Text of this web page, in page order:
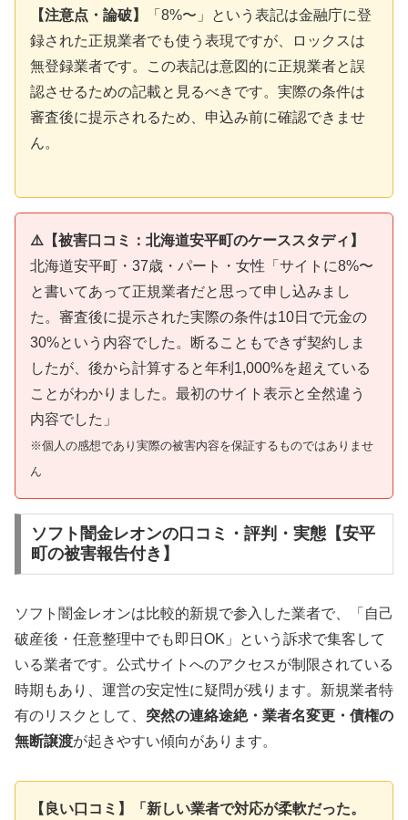
【注意点・論破】
「8%〜」という表記は金融庁に登
録された正規業者でも使う表現ですが、ロックスは
無登録業者です。この表記は意図的に正規業者と誤
認させるための記載と見るべきです。実際の条件は
審査後に提示されるため、申込み前に確認できませ
ん。
⚠️【被害口コミ：北海道安平町のケーススタディ】
北海道安平町・37歳・パート・女性「サイトに8%〜
と書いてあって正規業者だと思って申し込みまし
た。審査後に提示された実際の条件は10日で元金の
30%という内容でした。断ることもできず契約しま
したが、後から計算すると年利1,000%を超えている
ことがわかりました。最初のサイト表示と全然違う
内容でした」
※個人の感想であり実際の被害内容を保証するものではありませ
ん
ソフト闇金レオンの口コミ・評判・実態【安平
町の被害報告付き】
ソフト闇金レオンは比較的新規で参入した業者で、「自己
破産後・任意整理中でも即日OK」という訴求で集客して
いる業者です。公式サイトへのアクセスが制限されている
時期もあり、運営の安定性に疑問が残ります。新規業者特
有のリスクとして、 突然の連絡途絶・業者名変更・債権の
無断譲渡が起きやすい傾向があります。
【良い口コミ】「新しい業者で対応が柔軟だった。